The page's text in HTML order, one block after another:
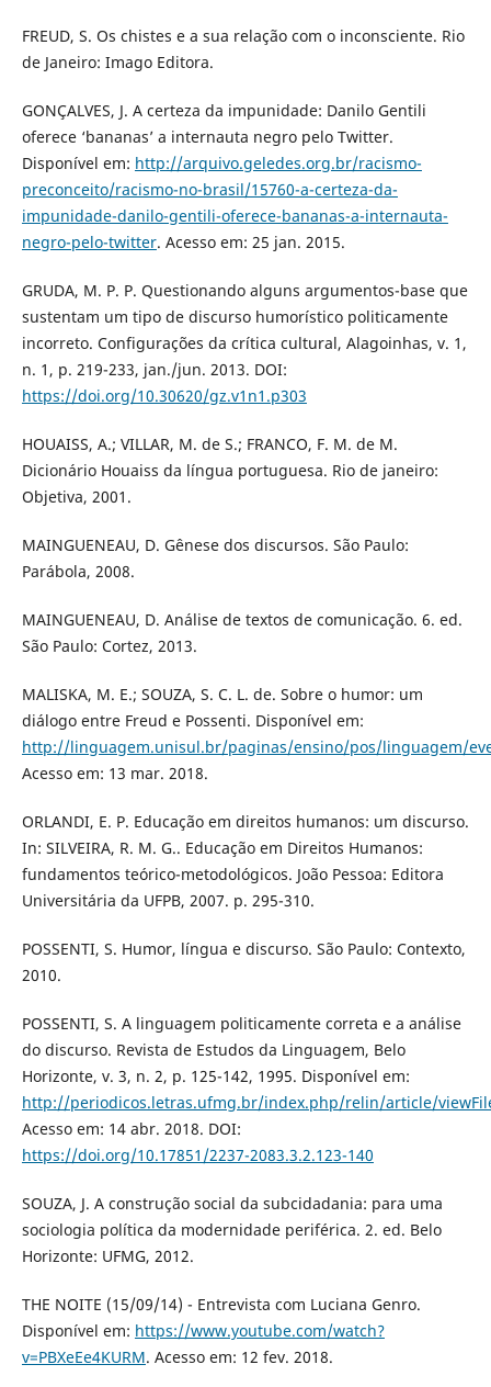
FREUD, S. Os chistes e a sua relação com o inconsciente. Rio
de Janeiro: Imago Editora.
GONÇALVES, J. A certeza da impunidade: Danilo Gentili
oferece ‘bananas’ a internauta negro pelo Twitter.
Disponível em: http://arquivo.geledes.org.br/racismo-
preconceito/racismo-no-brasil/15760-a-certeza-da-
impunidade-danilo-gentili-oferece-bananas-a-internauta-
negro-pelo-twitter. Acesso em: 25 jan. 2015.
GRUDA, M. P. P. Questionando alguns argumentos-base que
sustentam um tipo de discurso humorístico politicamente
incorreto. Configurações da crítica cultural, Alagoinhas, v. 1,
n. 1, p. 219-233, jan./jun. 2013. DOI:
https://doi.org/10.30620/gz.v1n1.p303
HOUAISS, A.; VILLAR, M. de S.; FRANCO, F. M. de M.
Dicionário Houaiss da língua portuguesa. Rio de janeiro:
Objetiva, 2001.
MAINGUENEAU, D. Gênese dos discursos. São Paulo:
Parábola, 2008.
MAINGUENEAU, D. Análise de textos de comunicação. 6. ed.
São Paulo: Cortez, 2013.
MALISKA, M. E.; SOUZA, S. C. L. de. Sobre o humor: um
diálogo entre Freud e Possenti. Disponível em:
http://linguagem.unisul.br/paginas/ensino/pos/linguagem/
Acesso em: 13 mar. 2018.
ORLANDI, E. P. Educação em direitos humanos: um discurso.
In: SILVEIRA, R. M. G.. Educação em Direitos Humanos:
fundamentos teórico-metodológicos. João Pessoa: Editora
Universitária da UFPB, 2007. p. 295-310.
POSSENTI, S. Humor, língua e discurso. São Paulo: Contexto,
2010.
POSSENTI, S. A linguagem politicamente correta e a análise
do discurso. Revista de Estudos da Linguagem, Belo
Horizonte, v. 3, n. 2, p. 125-142, 1995. Disponível em:
http://periodicos.letras.ufmg.br/index.php/relin/article/
Acesso em: 14 abr. 2018. DOI:
https://doi.org/10.17851/2237-2083.3.2.123-140
SOUZA, J. A construção social da subcidadania: para uma
sociologia política da modernidade periférica. 2. ed. Belo
Horizonte: UFMG, 2012.
THE NOITE (15/09/14) - Entrevista com Luciana Genro.
Disponível em: https://www.youtube.com/watch?
v=PBXeEe4KURM. Acesso em: 12 fev. 2018.